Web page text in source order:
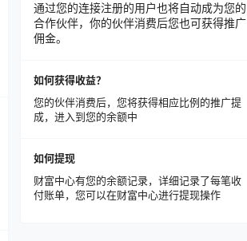
通过您的连接注册的用户也将自动成为您的
合作伙伴，你的伙伴消费后您也可获得推广
佣金。
如何获得收益？
您的伙伴消费后，您将获得相应比例的推广提
成，进入到您的余额中
如何提现
财富中心有您的余额记录，详细记录了每笔收
付账单，您可以在财富中心进行提现操作